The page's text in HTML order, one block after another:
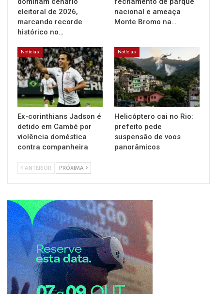
eleitoral de 2026,
marcando recorde
histórico no…
nacional e ameaça
Monte Bromo na…
Notícias
Ex-corinthians Jadson é
detido em Cambé por
violência doméstica
contra companheira
Notícias
Helicóptero cai no Rio:
prefeito pede
suspensão de voos
panorâmicos
ANTERIOR PRÓXIMA